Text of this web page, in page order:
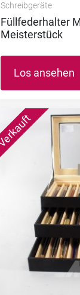
Schreibgeräte
Füllfederhalter
Meisterstück
Los ansehen